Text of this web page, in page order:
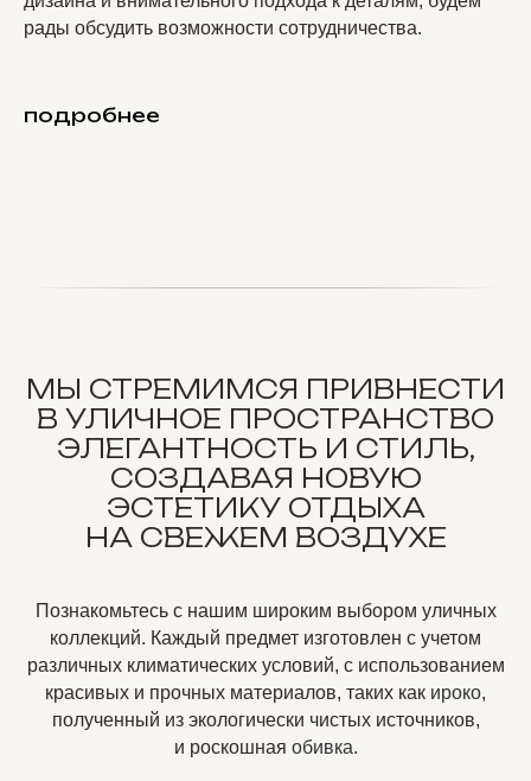
рады обсудить возможности сотрудничества.
подробнее
МЫ СТРЕМИМСЯ ПРИВНЕСТИ
В УЛИЧНОЕ ПРОСТРАНСТВО
ЭЛЕГАНТНОСТЬ И СТИЛЬ,
СОЗДАВАЯ НОВУЮ
ЭСТЕТИКУ ОТДЫХА
НА СВЕЖЕМ ВОЗДУХЕ
Познакомьтесь с нашим широким выбором уличных
коллекций. Каждый предмет изготовлен с учетом
различных климатических условий, с использованием
красивых и прочных материалов, таких как ироко,
полученный из экологически чистых источников,
и роскошная обивка.